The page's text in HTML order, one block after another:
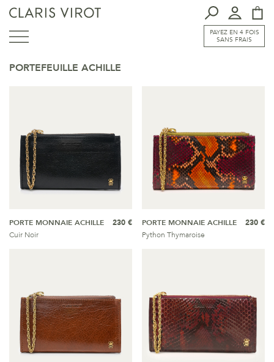
PAYEZ EN 4 FOIS
SANS FRAIS
PORTEFEUILLE ACHILLE
PORTE MONNAIE ACHILLE
Cuir Noir
230 €
PORTE MONNAIE ACHILLE
Python Thymaroise
230 €